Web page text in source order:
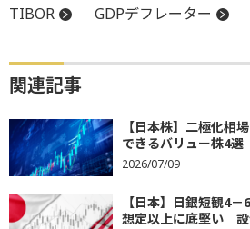
TIBOR GDPデフレーター
関連記事
【日本株】二極化相
できるバリュー株4選
2026/07/09
【日本】日銀短観4
想定以上に底堅い 設